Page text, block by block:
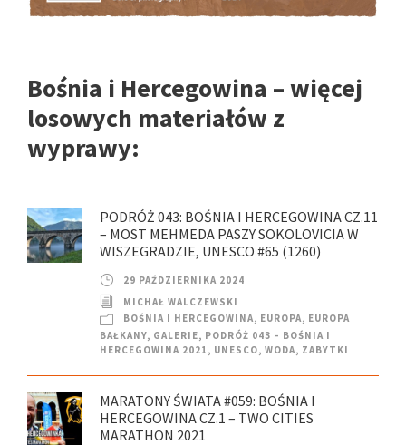
Bośnia i Hercegowina – więcej
losowych materiałów z
wyprawy:
PODRÓŻ 043: BOŚNIA I HERCEGOWINA CZ.11
– MOST MEHMEDA PASZY SOKOLOVICIA W
WISZEGRADZIE, UNESCO #65 (1260)
29 PAŹDZIERNIKA 2024
MICHAŁ WALCZEWSKI
BOŚNIA I HERCEGOWINA, EUROPA, EUROPA
BAŁKANY, GALERIE, PODRÓŻ 043 – BOŚNIA I
HERCEGOWINA 2021 , UNESCO, WODA, ZABYTKI
MARATONY ŚWIATA #059: BOŚNIA I
HERCEGOWINA CZ.1 – TWO CITIES
MARATHON 2021